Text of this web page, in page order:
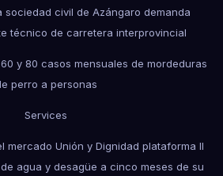
sociedad civil de Azángaro demanda
técnico de carretera interprovincial
y 80 casos mensuales de mordeduras
perro a personas
Services
mercado Unión y Dignidad plataforma II
agua y desagüe a cinco meses de su